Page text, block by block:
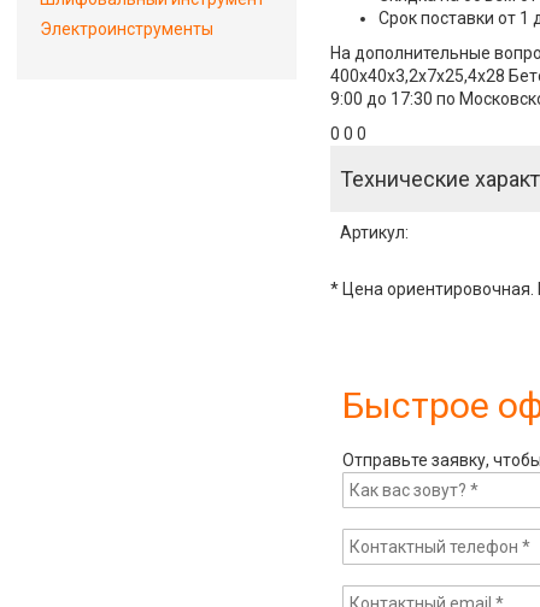
Срок поставки от 1
На дополнительные
400x40x3,2x7x25,4x28
9:00 до 17:30 по
0 0 0
Технические
Артикул:
* Цена ориентировочная.
Быстрое
Отправьте заявку,
Электроинструменты